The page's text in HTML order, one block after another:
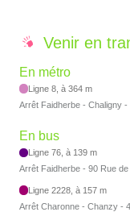
Venir en
En métro
Ligne 8, à 364 m
Arrêt Faidherbe - Chaligny
En bus
Ligne 76, à 139 m
Arrêt Faidherbe - 90 Rue
Ligne 2228, à 157 m
Arrêt Charonne - Chanzy -